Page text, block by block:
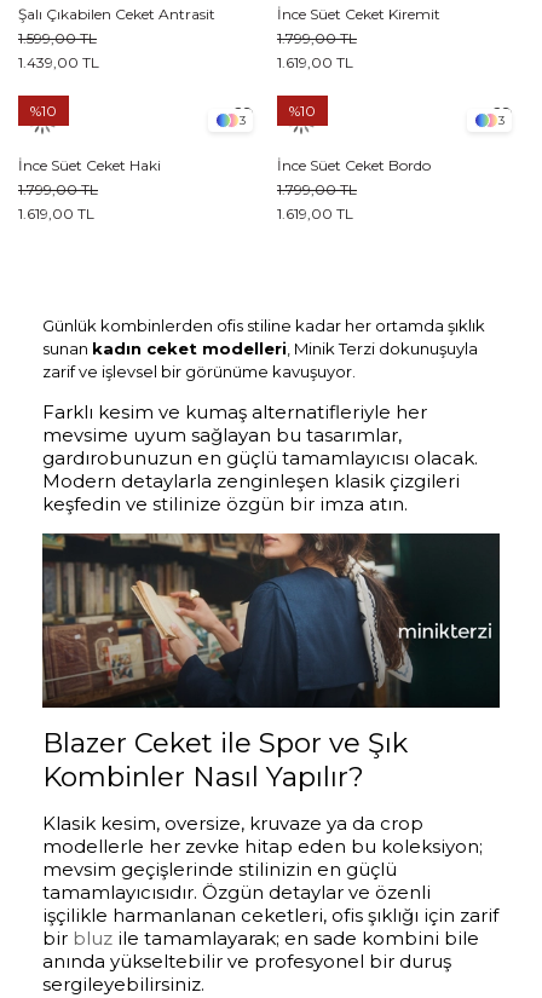
Şalı Çıkabilen Ceket Antrasit
1.439,00 TL
1.599,00 TL
İnce Süet Ceket Kiremit
1.619,00 TL
1.799,00 TL
3
İnce Süet Ceket Haki
1.619,00 TL
1.799,00 TL
%10
3
İnce Süet Ceket Bordo
1.619,00 TL
1.799,00 TL
%10
Günlük kombinlerden ofis stiline kadar her ortamda şıklık
sunan kadın ceket modelleri , Minik Terzi dokunuşuyla
zarif ve işlevsel bir görünüme kavuşuyor.
Farklı kesim ve kumaş alternatifleriyle her
mevsime uyum sağlayan bu tasarımlar,
gardırobunuzun en güçlü tamamlayıcısı olacak.
Modern detaylarla zenginleşen klasik çizgileri
keşfedin ve stilinize özgün bir imza atın.
Blazer Ceket ile Spor ve Şık
Kombinler Nasıl Yapılır?
Klasik kesim, oversize, kruvaze ya da crop
modellerle her zevke hitap eden bu koleksiyon;
mevsim geçişlerinde stilinizin en güçlü
tamamlayıcısıdır. Özgün detaylar ve özenli
işçilikle harmanlanan ceketleri, ofis şıklığı için zarif
bir bluz ile tamamlayarak; en sade kombini bile
anında yükseltebilir ve profesyonel bir duruş
sergileyebilirsiniz.